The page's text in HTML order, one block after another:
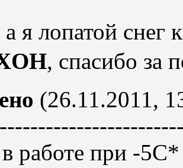
а я лопатой снег
, спасибо за
(26.11.2011,
работе при -5С*